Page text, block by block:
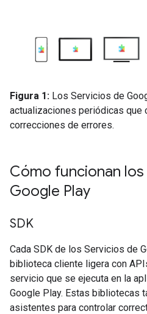
Figura 1: Los Servicios de
actualizaciones periódicas que
correcciones de errores.
Cómo funcionan
Google Play
SDK
Cada SDK de los Servicios de
biblioteca cliente ligera con
servicio que se ejecuta en la
Google Play. Estas bibliotecas
asistentes para controlar